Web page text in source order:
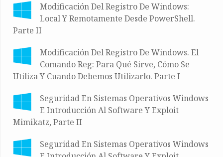
Modificación Del Registro De Windows:
Local Y Remotamente Desde PowerShell.
Parte II
Modificación Del Registro De Windows. El
Comando Reg: Para Qué Sirve, Cómo Se
Utiliza Y Cuando Debemos Utilizarlo. Parte I
Seguridad En Sistemas Operativos Windows
E Introducción Al Software Y Exploit
Mimikatz, Parte II
Seguridad En Sistemas Operativos Windows